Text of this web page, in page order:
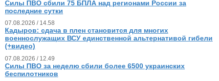
Силы ПВО сбили 75 БПЛА над регионами России за
последние сутки
07.08.2026 / 14.58
Кадыров: сдача в плен становится для многих
военнослужащих ВСУ единственной альтернативой гибели
(+видео)
07.08.2026 / 12.49
Силы ПВО за неделю сбили более 6500 украинских
беспилотников